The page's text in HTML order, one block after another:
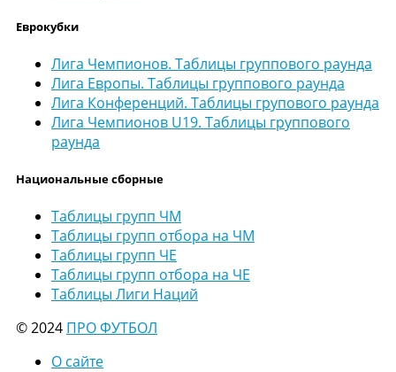
Еврокубки
Лига Чемпионов. Таблицы группового раунда
Лига Европы. Таблицы группового раунда
Лига Конференций. Таблицы групового раунда
Лига Чемпионов U19. Таблицы группового
раунда
Национальные сборные
Таблицы групп ЧМ
Таблицы групп отбора на ЧМ
Таблицы групп ЧЕ
Таблицы групп отбора на ЧЕ
Таблицы Лиги Наций
© 2024 ПРО ФУТБОЛ
О сайте